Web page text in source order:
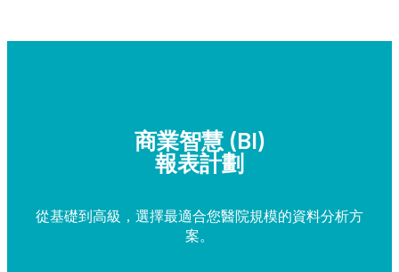
商業智慧 (BI)
報表計劃
從基礎到高級，選擇最適合您醫院規模的資料分析方
案。